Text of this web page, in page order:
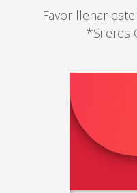
Favor llenar
*Si eres